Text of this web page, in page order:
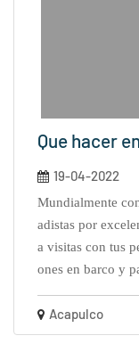
Que hacer
19-04-2022
mundialmente conocida, acapulco es la ciudad de los clav
adistas por
a visitas con tus
ones en barco y
Acapulco